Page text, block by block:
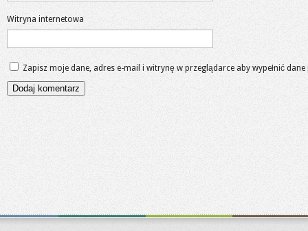
Witryna internetowa
Zapisz moje dane, adres e-mail i witrynę w przeglądarce aby wypełnić